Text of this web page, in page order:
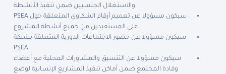
والاستغلال الجنسيين ضمن تنفيذ الأنشطة
سيكون مسؤولا عن تعميم أرقام الشكاوي المتعلقة حول PSEA
على المستفيدين من جميع أنشطة المشروع
سيكون مسؤولا عن حضور الاجتماعات الدورية المتعلقة بشبكة
PSEA
سيكون مسؤولا عن التنسيق والمشاورات المحلية مع أعضاء
وقادة المجتمع ضمن أماكن تنفيذ المشاريع الإنسانية لوضع